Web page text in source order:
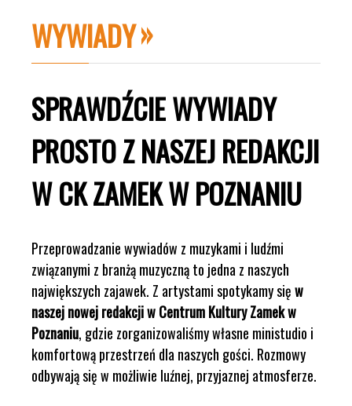
WYWIADY
SPRAWDŹCIE WYWIADY
PROSTO Z NASZEJ REDAKCJI
W CK ZAMEK W POZNANIU
Przeprowadzanie wywiadów z muzykami i ludźmi
związanymi z branżą muzyczną to jedna z naszych
największych zajawek. Z artystami spotykamy sięw
naszej nowej redakcji w Centrum Kultury Zamek w
Poznaniu, gdzie zorganizowaliśmy własne ministudio i
komfortową przestrzeń dla naszych gości. Rozmowy
odbywają się w możliwie luźnej, przyjaznej atmosferze.